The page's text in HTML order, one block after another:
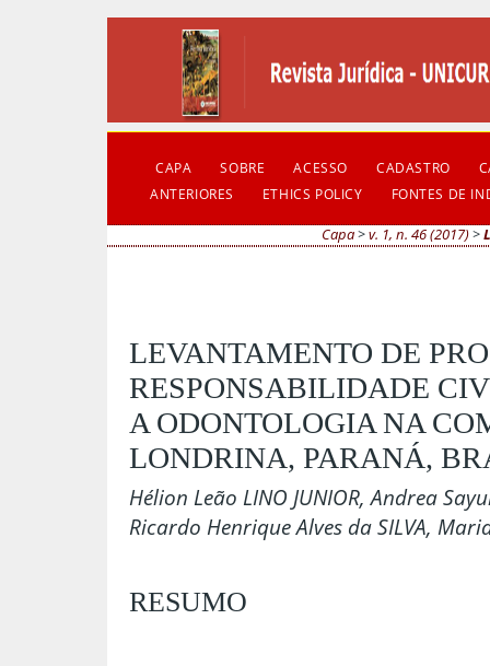
CAPA SOBRE ACESSO CADASTRO
ANTERIORES
ETHICS POLICY FONTES DE
Capa>v. 1, n. 46 (2017)>
LEVANTAMENTO DE
RESPONSABILIDADE
A ODONTOLOGIA NA
LONDRINA, PARANÁ,
Hélion Leão LINO JUNIOR, Andrea
Ricardo Henrique Alves da SILVA,
RESUMO